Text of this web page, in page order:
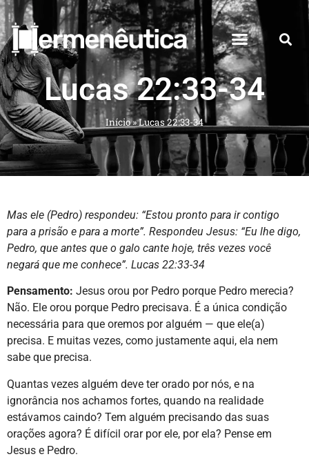
Lucas 22:33-34
Início»Lucas 22:33-34
Mas ele (Pedro) respondeu: “Estou pronto para ir contigo
para a prisão e para a morte”. Respondeu Jesus: “Eu lhe digo,
Pedro, que antes que o galo cante hoje, três vezes você
negará que me conhece”. Lucas 22:33-34
Pensamento: Jesus orou por Pedro porque Pedro merecia?
Não. Ele orou porque Pedro precisava. É a única condição
necessária para que oremos por alguém — que ele(a)
precisa. E muitas vezes, como justamente aqui, ela nem
sabe que precisa.
Quantas vezes alguém deve ter orado por nós, e na
ignorância nos achamos fortes, quando na realidade
estávamos caindo? Tem alguém precisando das suas
orações agora? É difícil orar por ele, por ela? Pense em
Jesus e Pedro.